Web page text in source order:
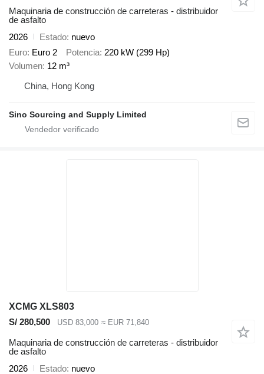
Maquinaria de construcción de carreteras - distribuidor
de asfalto
2026
Estado nuevo
Euro Euro 2 Potencia 220 kW (299 Hp)
Volumen 12 m³
China, Hong Kong
Sino Sourcing and Supply Limited
XCMG XLS803
S/ 280,500
USD 83,000 ≈ EUR 71,840
Maquinaria de construcción de carreteras - distribuidor
de asfalto
2026
Estado nuevo